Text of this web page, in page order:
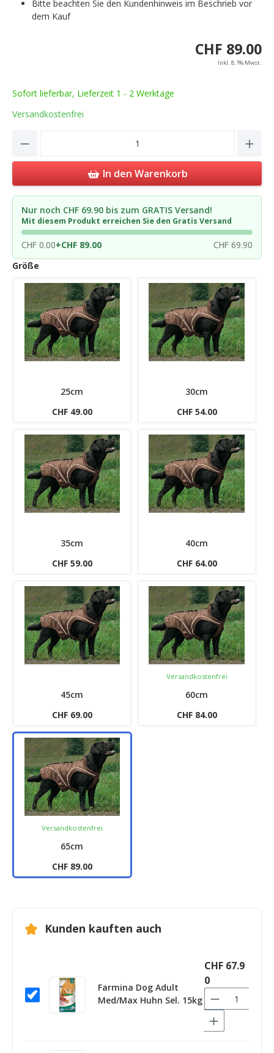
Bitte beachten Sie den Kundenhinweis im Beschrieb vor
dem Kauf
CHF 89.00
Inkl. 8.1% Mwst.
Sofort lieferbar, Lieferzeit 1 - 2 Werktage
Versandkostenfrei
Product Quantity: Enter the desired
In den Warenkorb
Nur noch CHF 69.90 bis zum GRATIS Versand!
Mit diesem Produkt erreichen Sie den Gratis Versand
CHF 0.00+CHF 89.00
CHF 69.90
Größe
25cm
CHF 49.00
30cm
CHF 54.00
35cm
CHF 59.00
40cm
CHF 64.00
45cm
CHF 69.00
Versandkostenfrei
60cm
CHF 84.00
Versandkostenfrei
65cm
CHF 89.00
Kunden kauften auch
Farmina Dog Adult
Med/Max Huhn Sel. 15kg
CHF 67.9
0